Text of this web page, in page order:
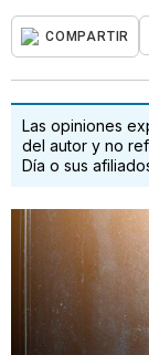
COMPARTIR
Las opiniones
del autor y no
Día o sus